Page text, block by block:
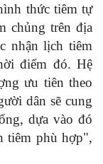
thức tiêm tự
chủng trên địa
nhận lịch tiêm
điểm đó. Hệ
ưu tiên theo
dân sẽ cung
dựa vào đó
tiêm phù hợp",